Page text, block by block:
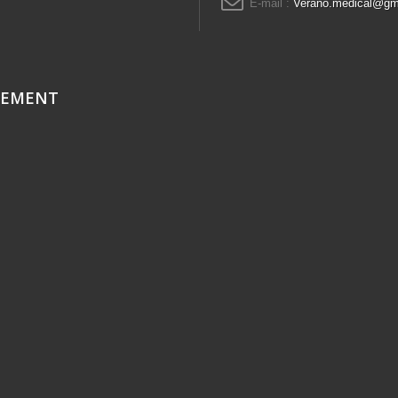
E-mail :